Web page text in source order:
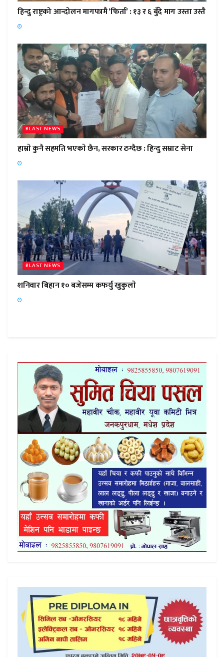
हिन्दु राष्ट्रको आन्दोलन मागपत्रमै ‘फिर्ता’ : १३ र ६ बुँदे माग उस्ता उस्तै
BLAST NEWS
हाम्राे कुनै सहमति भएकाे छैन, सरकार ठग्दैछ : हिन्दु सम्राट सेना
BLAST NEWS
शनिवार बिहान १० बजेसम्म कफर्यु खुकुलाे